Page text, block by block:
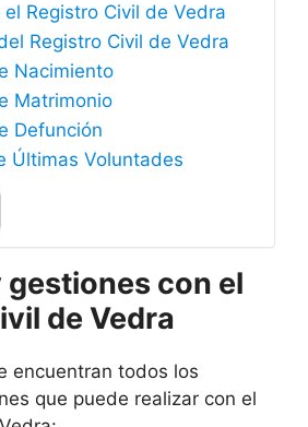
Registro Civil de Vedra
Registro Civil de Vedra
Nacimiento
Matrimonio
Defunción
Últimas Voluntades
gestiones con el
de Vedra
encuentran todos los
que puede realizar con el